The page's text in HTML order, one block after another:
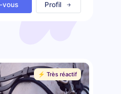
vous Profil
⚡️ Très réactif